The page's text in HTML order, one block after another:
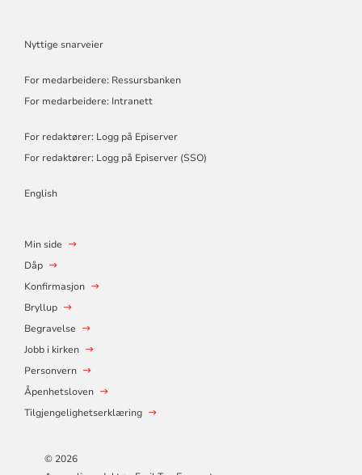
Nyttige snarveier
For medarbeidere: Ressursbanken
For medarbeidere: Intranett
For redaktører: Logg på Episerver
For redaktører: Logg på Episerver (SSO)
English
Min side
Dåp
Konfirmasjon
Bryllup
Begravelse
Jobb i kirken
Personvern
Åpenhetsloven
Tilgjengelighetserklæring
© 2026